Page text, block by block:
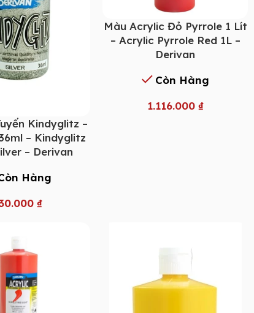
Kindyglitz –
– Kindyglitz
– Derivan
Hàng
₫
Màu Acrylic Đỏ Pyrrole 1 Lít
– Acrylic Pyrrole Red 1L –
Derivan
Còn Hàng
1.116.000 ₫